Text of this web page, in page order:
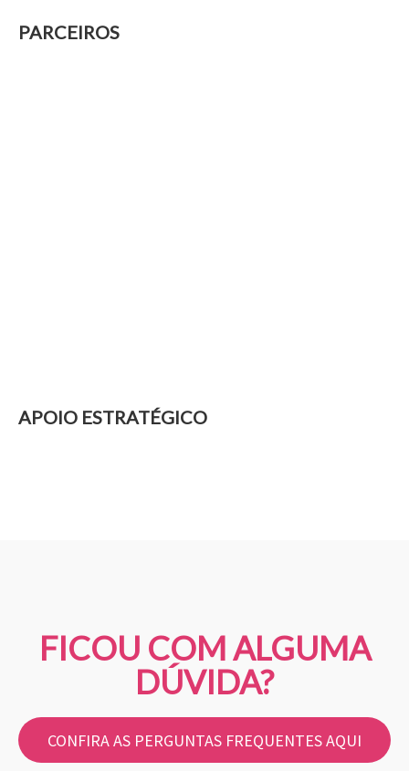
PARCEIROS
APOIO ESTRATÉGICO
FICOU COM ALGUMA
DÚVIDA?
CONFIRA AS PERGUNTAS FREQUENTES AQUI